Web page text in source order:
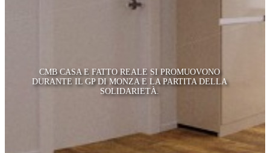
CMB CASA E FATTO REALE SI PROMUOVONO
DURANTE IL GP DI MONZA E LA PARTITA DELLA
SOLIDARIETÀ.